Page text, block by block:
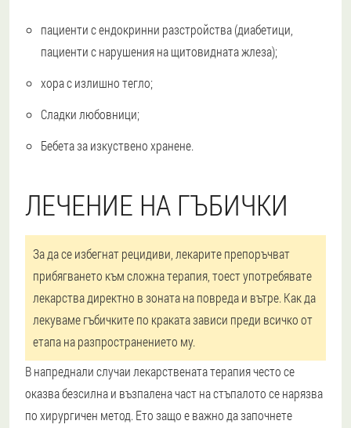
пациенти с ендокринни разстройства (диабетици,
пациенти с нарушения на щитовидната жлеза);
хора с излишно тегло;
Сладки любовници;
Бебета за изкуствено хранене.
ЛЕЧЕНИЕ НА ГЪБИЧКИ
За да се избегнат рецидиви, лекарите препоръчват
прибягването към сложна терапия, тоест употребявате
лекарства директно в зоната на повреда и вътре. Как да
лекуваме гъбичките по краката зависи преди всичко от
етапа на разпространението му.
В напреднали случаи лекарствената терапия често се
оказва безсилна и възпалена част на стъпалото се нарязва
по хирургичен метод. Ето защо е важно да започнете